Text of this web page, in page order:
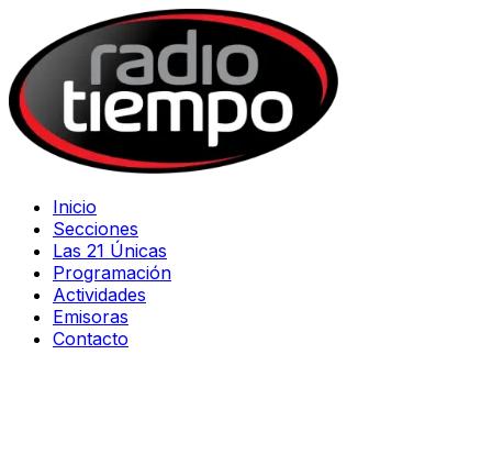
Inicio
Secciones
Las 21 Únicas
Programación
Actividades
Emisoras
Contacto